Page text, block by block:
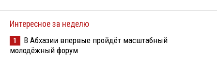
Интересное за неделю
1
В Абхазии впервые пройдёт масштабный
молодёжный форум